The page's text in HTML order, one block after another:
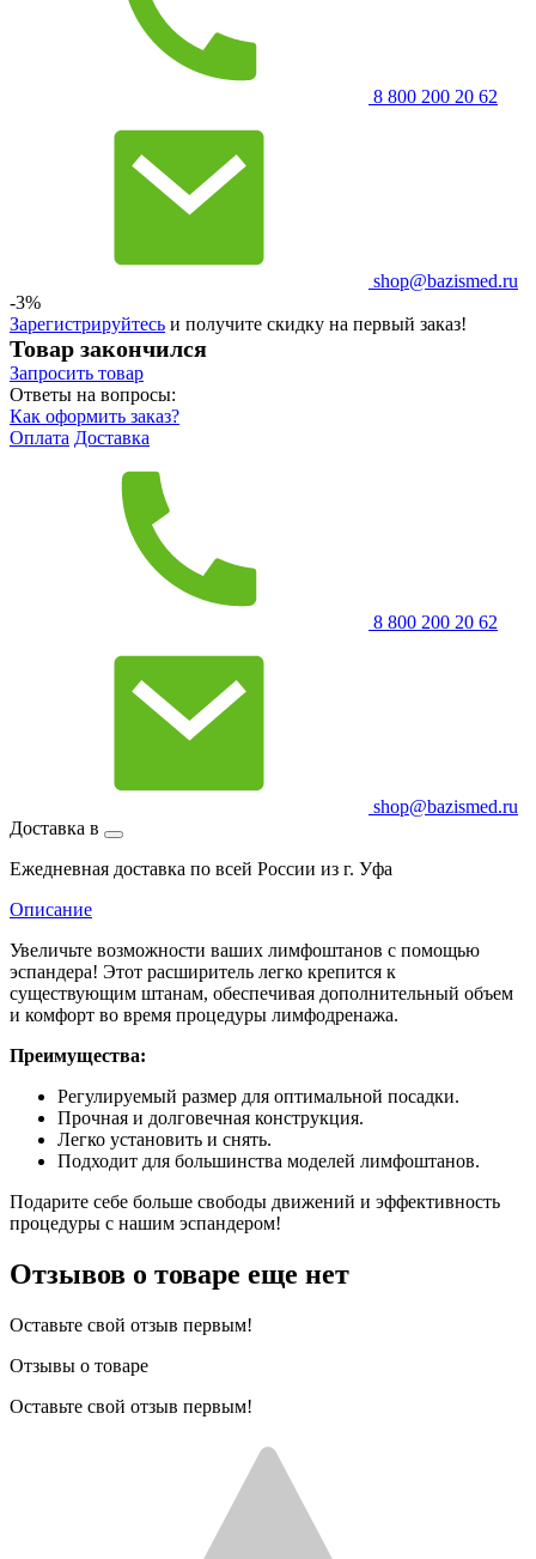
8 800 200 20 62
shop@bazismed.ru
-3%
Зарегистрируйтесь и получите скидку на первый заказ!
Товар закончился
Запросить товар
Ответы на вопросы:
Как оформить заказ?
Оплата Доставка
8 800 200 20 62
shop@bazismed.ru
Доставка в
Ежедневная доставка по всей России из г. Уфа
Описание
Увеличьте возможности ваших лимфоштанов с помощью
эспандера! Этот расширитель легко крепится к
существующим штанам, обеспечивая дополнительный объем
и комфорт во время процедуры лимфодренажа.
Преимущества:
Регулируемый размер для оптимальной посадки.
Прочная и долговечная конструкция.
Легко установить и снять.
Подходит для большинства моделей лимфоштанов.
Подарите себе больше свободы движений и эффективность
процедуры с нашим эспандером!
Отзывов о товаре еще нет
Оставьте свой отзыв первым!
Отзывы о товаре
Оставьте свой отзыв первым!